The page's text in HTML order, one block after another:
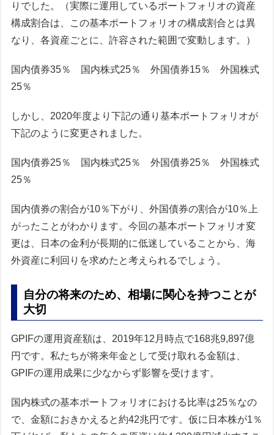
りでした。（実際に運用しているポートフォリオの資産
構成割合は、この基本ポートフォリオの構成割合とは異
なり、各資産ごとに、許容された範囲で変動します。）
国内債券35％ 国内株式25％ 外国債券15％ 外国株式
25％
しかし、2020年度より下記の通り基本ポートフォリオが
下記のように変更されました。
国内債券25％ 国内株式25％ 外国債券25％ 外国株式
25％
国内債券の割合が10％下がり、外国債券の割合が10％上
がったことがわかります。今回の基本ポートフォリオ変
更は、日本の金利が長期的に低迷していることから、海
外資産に利回りを求めたと考えられるでしょう。
自分の将来のため、相場に関心を持つことが
大切
GPIFの運用資産額は、2019年12月時点で168兆9,897億
円です。私たちが将来年金として受け取れる金額は、
GPIFの運用成果に少なからず影響を受けます。
国内株式の基本ポートフォリオにおける比率は25％なの
で、金額におきかえると約42兆円です。仮に日本株が1％